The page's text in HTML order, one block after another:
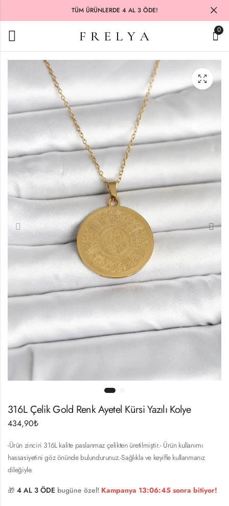
TÜM ÜRÜNLERDE 4 AL 3 ÖDE!
0
316L Çelik Gold Renk Ayetel Kürsi Yazılı Kolye
434,90₺
-Ürün zinciri 316L kalite paslanmaz çelikten üretilmiştir.- Ürün kullanımı
hassasiyetini göz önünde bulundurunuz.-Sağlıkla ve keyifle kullanmanız
dileğiyle.
🎁 4 AL 3 ÖDE bugüne özel! Kampanya 13:06:44 sonra bitiyor!